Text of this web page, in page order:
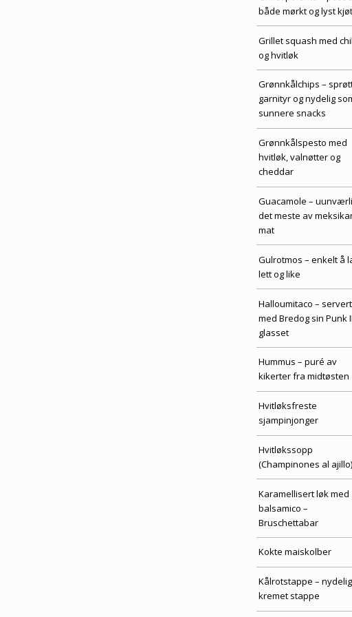
både mørkt og lyst
Grillet squash med
og hvitløk
Grønnkålchips –
garnityr og nydelig
sunnere snacks
Grønnkålspesto med
hvitløk, valnøtter og
cheddar
Guacamole –
det meste av
mat
Gulrotmos – enkelt å
lett og like
Halloumitaco – servert
med Bredog sin Punk
glasset
Hummus – puré av
kikerter fra midtøsten
Hvitløksfreste
sjampinjonger
Hvitløkssopp
(Champinones al ajillo)
Karamellisert løk med
balsamico –
Bruschettabar
Kokte maiskolber
Kålrotstappe – nydelig
kremet stappe